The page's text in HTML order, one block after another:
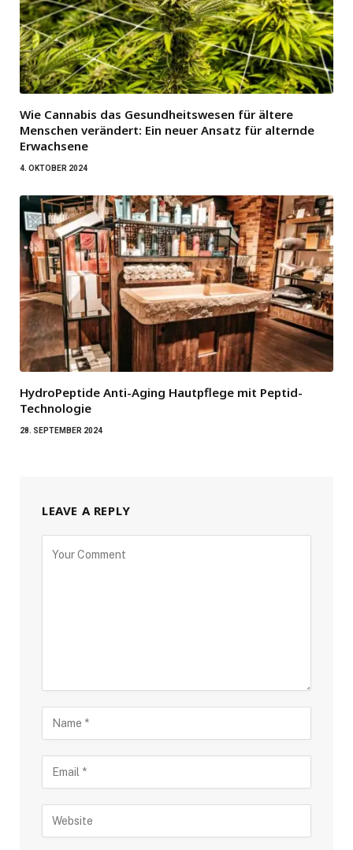
Wie Cannabis das Gesundheitswesen für ältere
Menschen verändert: Ein neuer Ansatz für alternde
Erwachsene
4. OKTOBER 2024
HydroPeptide Anti-Aging Hautpflege mit Peptid-
Technologie
28. SEPTEMBER 2024
LEAVE A REPLY